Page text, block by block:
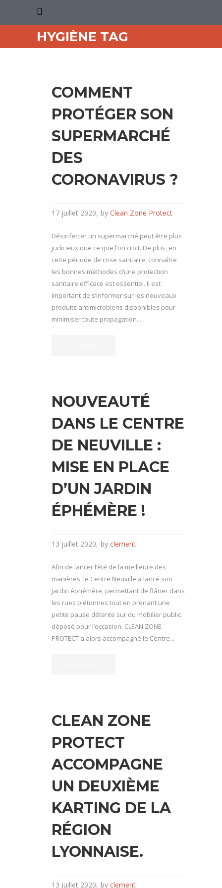
HYGIÈNE TAG
COMMENT
PROTÉGER SON
SUPERMARCHÉ
DES
CORONAVIRUS ?
17 juillet 2020 by Clean Zone Protect
Désinfecter un supermarché peut être plus
judicieux que ce que l’on croit. De plus, en
cette période de crise sanitaire, connaître
les bonnes méthodes d’une protection
sanitaire efficace est essentiel. Il est
important de s’informer sur les nouveaux
produits antimicrobiens disponibles pour
minimiser toute propagation...
NOUVEAUTÉ
DANS LE CENTRE
DE NEUVILLE :
MISE EN PLACE
D’UN JARDIN
ÉPHÉMÈRE !
13 juillet 2020 by clement
Afin de lancer l’été de la meilleure des
manières, le Centre Neuville a lancé son
Jardin éphémère, permettant de flâner dans
les rues piétonnes tout en prenant une
petite pause détente sur du mobilier public
déposé pour l’occasion. CLEAN ZONE
PROTECT a alors accompagné le Centre...
CLEAN ZONE
PROTECT
ACCOMPAGNE
UN DEUXIÈME
KARTING DE LA
RÉGION
LYONNAISE.
13 juillet 2020 by clement